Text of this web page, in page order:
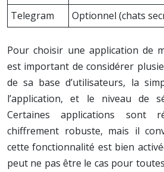
Telegram
Optionnel (chats
Pour choisir une application de
est important de considérer
de sa base d’utilisateurs, la
l’application, et le niveau de
Certaines applications sont
chiffrement robuste, mais il
cette fonctionnalité est bien
peut ne pas être le cas pour